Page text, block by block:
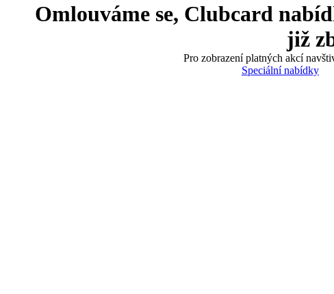
Omlouváme se, Clubcard
již
Pro zobrazení platných akcí
Speciální nabídky